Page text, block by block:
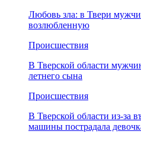
Любовь зла: в Твери
возлюбленную
Происшествия
В Тверской области
летнего сына
Происшествия
В Тверской области из-за
машины пострадала